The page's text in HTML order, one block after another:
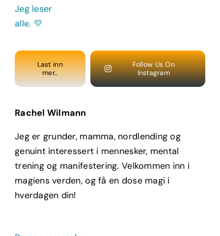
Last inn
mer..
Follow Us On
Instagram
Rachel Wilmann
Jeg er grunder, mamma, nordlending og
genuint interessert i mennesker, mental
trening og manifestering. Velkommen inn i
magiens verden, og få en dose magi i
hverdagen din!